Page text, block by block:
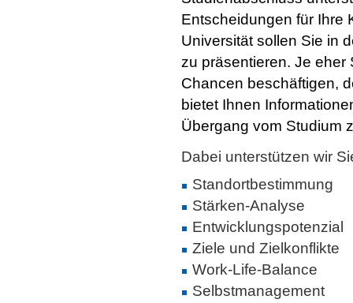
Entscheidungen für Ihre
Universität sollen Sie in
zu präsentieren. Je eher
Chancen beschäftigen,
bietet Ihnen
Übergang vom Studium
Dabei unterstützen wir
Standortbestimmung
Stärken-Analyse
Entwicklungspotenzial
Ziele und Zielkonflikte
Work-Life-Balance
Selbstmanagement